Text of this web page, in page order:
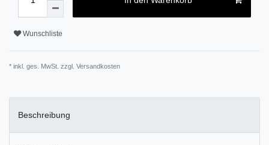
Wunschliste
* inkl. ges. MwSt. zzgl. Versandkosten
Beschreibung